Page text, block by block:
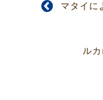
マタイに
ル